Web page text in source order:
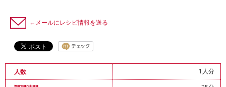
←メールにレシピ情報を送る
人数
1人分